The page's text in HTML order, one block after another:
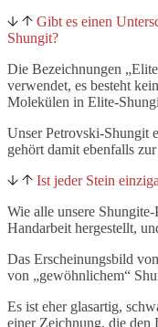
Gibt es einen
Shungit?
Die Bezeichnungen
verwendet, es besteht
Molekülen in Elite-
Unser Petrovski-Shungit
gehört damit ebenfalls
Ist jeder Stein
Wie alle unsere
Handarbeit hergestellt,
Das Erscheinungsbild
von „gewöhnlichem“
Es ist eher glasartig,
einer Zeichnung, die den